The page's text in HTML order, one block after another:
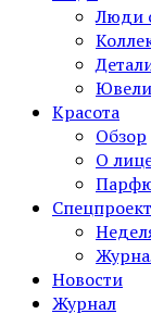
Люди
Красота
Обзор
О
Новости
Журнал